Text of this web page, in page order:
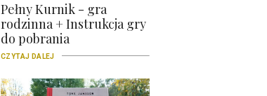
Pełny Kurnik - gra
rodzinna + Instrukcja gry
do pobrania
CZYTAJ DALEJ